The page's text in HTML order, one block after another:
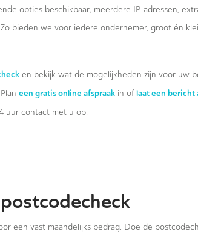
opties beschikbaar; meerdere IP-adressen,
bieden we voor iedere ondernemer, groot én
en bekijk wat de mogelijkheden zijn voor uw
een gratis online afspraak in of laat een bericht
uur contact met u op.
een vast maandelijks bedrag. Doe de